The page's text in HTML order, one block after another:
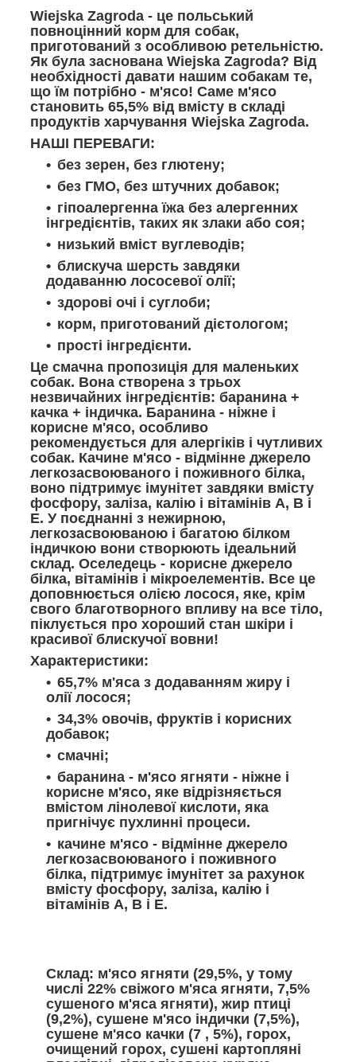
Wiejska Zagroda - це польський
повноцінний корм для собак,
приготований з особливою ретельністю.
Як була заснована Wiejska Zagroda? Від
необхідності давати нашим собакам те,
що їм потрібно - м'ясо! Саме м'ясо
становить 65,5% від вмісту в складі
продуктів харчування Wiejska Zagroda.
НАШІ ПЕРЕВАГИ:
без зерен, без глютену;
без ГМО, без штучних добавок;
гіпоалергенна їжа без алергенних
інгредієнтів, таких як злаки або соя;
низький вміст вуглеводів;
блискуча шерсть завдяки
додаванню лососевої олії;
здорові очі і суглоби;
корм, приготований дієтологом;
прості інгредієнти.
Це смачна пропозиція для маленьких
собак. Вона створена з трьох
незвичайних інгредієнтів: баранина +
качка + індичка. Баранина - ніжне і
корисне м'ясо, особливо
рекомендується для алергіків і чутливих
собак. Качине м'ясо - відмінне джерело
легкозасвоюваного і поживного білка,
воно підтримує імунітет завдяки вмісту
фосфору, заліза, калію і вітамінів A, B і
E. У поєднанні з нежирною,
легкозасвоюваною і багатою білком
індичкою вони створюють ідеальний
склад. Оселедець - корисне джерело
білка, вітамінів і мікроелементів. Все це
доповнюється олією лосося, яке, крім
свого благотворного впливу на все тіло,
піклується про хороший стан шкіри і
красивої блискучої вовни!
Характеристики:
65,7% м'яса з додаванням жиру і
олії лосося;
34,3% овочів, фруктів і корисних
добавок;
смачні;
баранина - м'ясо ягняти - ніжне і
корисне м'ясо, яке відрізняється
вмістом лінолевої кислоти, яка
пригнічує пухлинні процеси.
качине м'ясо - відмінне джерело
легкозасвоюваного і поживного
білка, підтримує імунітет за рахунок
вмісту фосфору, заліза, калію і
вітамінів A, B і E.
Склад: м'ясо ягняти (29,5%, у тому
числі 22% свіжого м'яса ягняти, 7,5%
сушеного м'яса ягняти), жир птиці
(9,2%), сушене м'ясо індички (7,5%),
сушене м'ясо качки (7 , 5%), горох,
очищений горох, сушені картопляні